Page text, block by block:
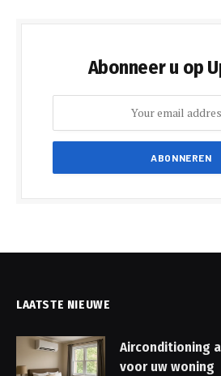
Abonneer u op
LAATSTE NIEUWE
Airconditioning
voor uw woning